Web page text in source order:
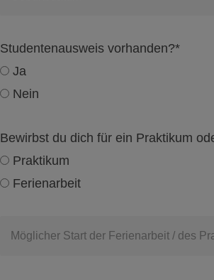
Studentenausweis vorhanden?*
Ja
Nein
Bewirbst du dich für ein Praktikum
Praktikum
Ferienarbeit
Möglicher Start der Ferienarbeit / des